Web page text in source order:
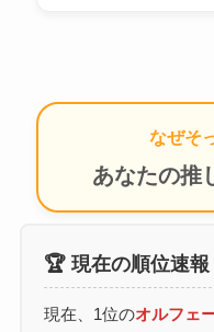
なぜそ
あなたの推
🏆 現在の順位速報
現在、1位のオルフェ